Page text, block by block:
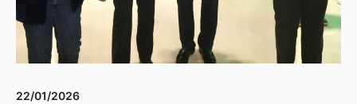
22/01/2026